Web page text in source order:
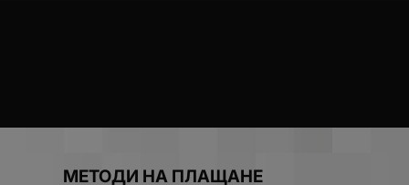
МЕТОДИ НА ПЛАЩАНЕ